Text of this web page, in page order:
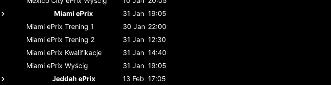
Miami ePrix
31 Jan 19:05
Miami ePrix Trening 1 30 Jan 22:00
Miami ePrix Trening 2 31 Jan 12:30
Miami ePrix Kwalifikacje 31 Jan 14:40
Miami ePrix Wyścig 31 Jan 19:05
Jeddah ePrix
13 Feb 17:05